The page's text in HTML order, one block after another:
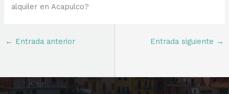
alquiler en Acapulco?
← Entrada anterior Entrada siguiente →